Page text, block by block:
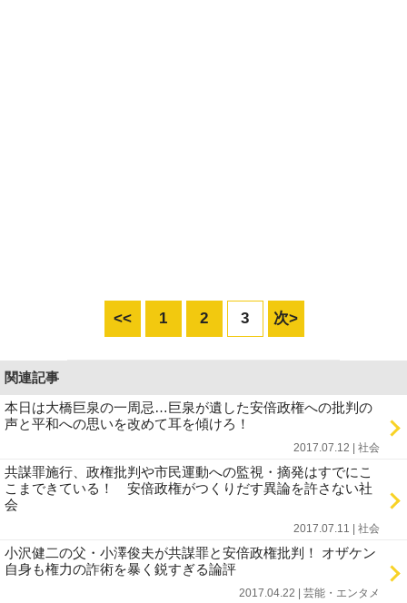
<< 1 2 3 次>
関連記事
本日は大橋巨泉の一周忌…巨泉が遺した安倍政権への批判の
声と平和への思いを改めて耳を傾けろ！
2017.07.12 | 社会
共謀罪施行、政権批判や市民運動への監視・摘発はすでにこ
こまできている！ 安倍政権がつくりだす異論を許さない社
会
2017.07.11 | 社会
小沢健二の父・小澤俊夫が共謀罪と安倍政権批判！ オザケン
自身も権力の詐術を暴く鋭すぎる論評
2017.04.22 | 芸能・エンタメ